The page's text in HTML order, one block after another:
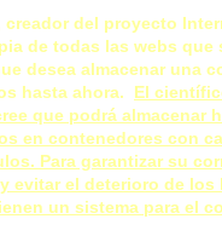
creador del proyecto
de todas las webs que
desea almacenar una
hasta ahora. El
que podrá almacenar
en contenedores con
Para garantizar su
evitar el deterioro de los
un sistema para el